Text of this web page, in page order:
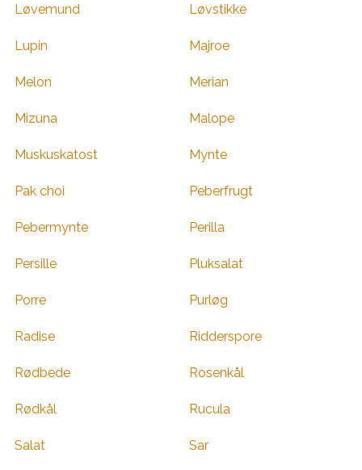
Løvemund Løvstikke
Lupin Majroe
Melon Merian
Mizuna Malope
Muskuskatost Mynte
Pak choi Peberfrugt
Pebermynte Perilla
Persille Pluksalat
Porre Purløg
Radise Ridderspore
Rødbede Rosenkål
Rødkål Rucula
Salat Sar